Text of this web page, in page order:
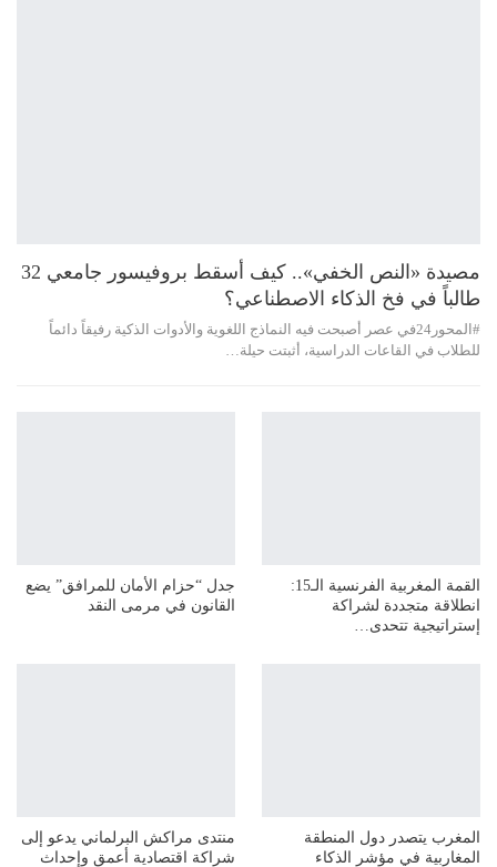
مصيدة «النص الخفي».. كيف أسقط بروفيسور جامعي 32
طالباً في فخ الذكاء الاصطناعي؟
#المحور24 ​في عصر أصبحت فيه النماذج اللغوية والأدوات الذكية رفيقاً دائماً
للطلاب في القاعات الدراسية، أثبتت حيلة…
القمة المغربية الفرنسية الـ15:
انطلاقة متجددة لشراكة
إستراتيجية تتحدى…
جدل “حزام الأمان للمرافق” يضع
القانون في مرمى النقد
المغرب يتصدر دول المنطقة
المغاربية في مؤشر الذكاء
منتدى مراكش البرلماني يدعو إلى
شراكة اقتصادية أعمق وإحداث